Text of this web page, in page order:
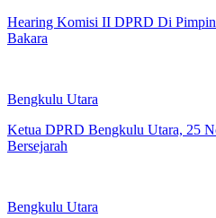
Hearing Komisi II DPRD Di
Bakara
Bengkulu Utara
Ketua DPRD Bengkulu Utara, 25
Bersejarah
Bengkulu Utara